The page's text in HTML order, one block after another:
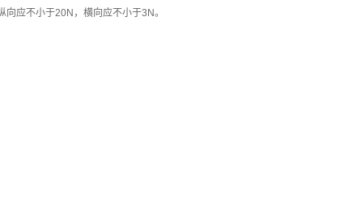
应不小于20N，横向应不小于3N。